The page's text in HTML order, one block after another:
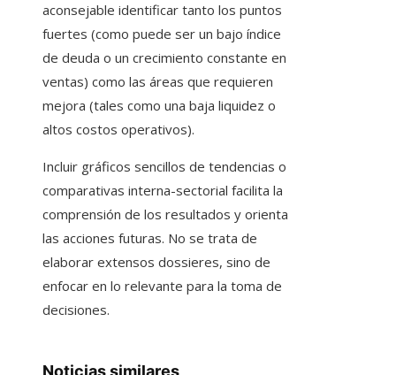
aconsejable identificar tanto los puntos
fuertes (como puede ser un bajo índice
de deuda o un crecimiento constante en
ventas) como las áreas que requieren
mejora (tales como una baja liquidez o
altos costos operativos).
Incluir gráficos sencillos de tendencias o
comparativas interna-sectorial facilita la
comprensión de los resultados y orienta
las acciones futuras. No se trata de
elaborar extensos dossieres, sino de
enfocar en lo relevante para la toma de
decisiones.